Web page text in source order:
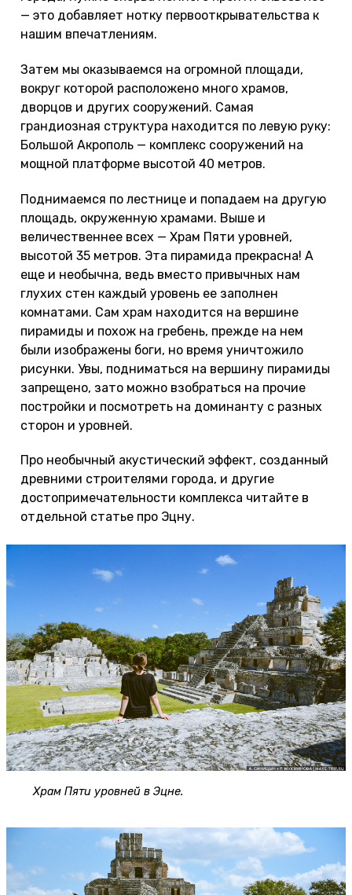
— это добавляет нотку первооткрывательства к
нашим впечатлениям.
Затем мы оказываемся на огромной площади,
вокруг которой расположено много храмов,
дворцов и других сооружений. Самая
грандиозная структура находится по левую руку:
Большой Акрополь — комплекс сооружений на
мощной платформе высотой 40 метров.
Поднимаемся по лестнице и попадаем на другую
площадь, окруженную храмами. Выше и
величественнее всех — Храм Пяти уровней,
высотой 35 метров. Эта пирамида прекрасна! А
еще и необычна, ведь вместо привычных нам
глухих стен каждый уровень ее заполнен
комнатами. Сам храм находится на вершине
пирамиды и похож на гребень, прежде на нем
были изображены боги, но время уничтожило
рисунки. Увы, подниматься на вершину пирамиды
запрещено, зато можно взобраться на прочие
постройки и посмотреть на доминанту с разных
сторон и уровней.
Про необычный акустический эффект, созданный
древними строителями города, и другие
достопримечательности комплекса читайте в
отдельной статье про Эцну.
Храм Пяти уровней в Эцне.